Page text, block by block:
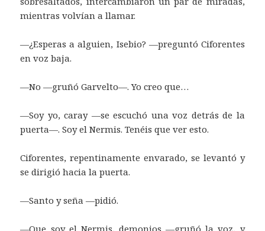
mientras volvían a llamar.
—¿Esperas a alguien, Isebio? —preguntó Ciforentes
en voz baja.
—No —gruñó Garvelto—. Yo creo que…
—Soy yo, caray —se escuchó una voz detrás de la
puerta—. Soy el Nermis. Tenéis que ver esto.
Ciforentes, repentinamente envarado, se levantó y
se dirigió hacia la puerta.
—Santo y seña —pidió.